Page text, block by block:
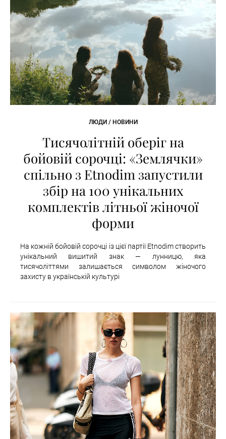
ЛЮДИ / НОВИНИ
Тисячолітній оберіг на
бойовій сорочці: «Землячки»
спільно з Etnodim запустили
збір на 100 унікальних
комплектів літньої жіночої
форми
На кожній бойовій сорочці із цієї партії Etnodim створить
унікальний вишитий знак — лунницю, яка
тисячоліттями залишається символом жіночого
захисту в українській культурі